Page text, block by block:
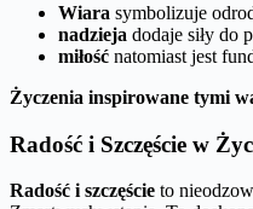
Wiara symbolizuje
nadzieja dodaje siły do
miłość natomiast jest
Życzenia inspirowane tymi
Radość i Szczęście w
Radość i szczęście to